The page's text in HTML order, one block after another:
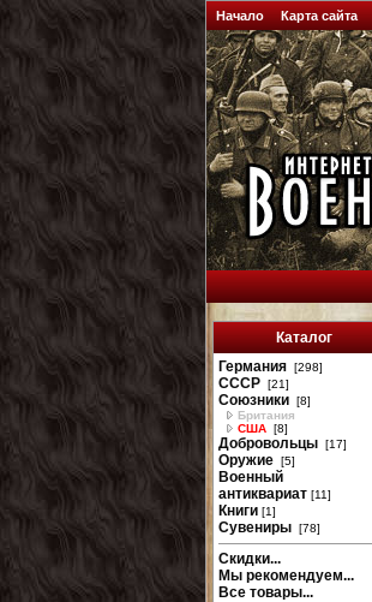
Начало Карта сайта
Каталог
Германия [298]
СССР [21]
Союзники [8]
Британия
США [8]
Добровольцы [17]
Оружие [5]
Военный
антиквариат [11]
Книги [1]
Сувениры [78]
Скидки...
Мы рекомендуем...
Все товары...